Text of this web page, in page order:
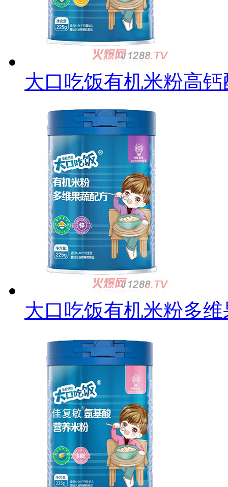
大口吃饭有机米粉高钙
大口吃饭有机米粉多